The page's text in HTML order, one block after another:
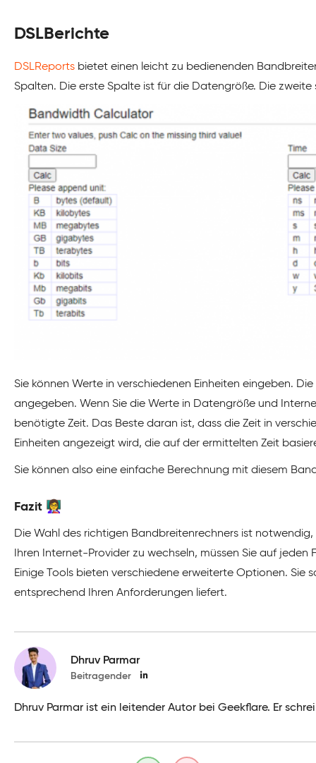
DSLBerichte
DSLReports bietet einen leicht zu bedienenden
Spalten. Die erste Spalte ist für die Datengröße. Die
Sie können Werte in verschiedenen Einheiten eingeben.
angegeben. Wenn Sie die Werte in Datengröße und
benötigte Zeit. Das Beste daran ist, dass die Zeit in
Einheiten angezeigt wird, die auf der ermittelten Zeit
Sie können also eine einfache Berechnung mit diesem
Fazit 👩‍🏫
Die Wahl des richtigen Bandbreitenrechners ist
Ihren Internet-Provider zu wechseln, müssen Sie auf
Einige Tools bieten verschiedene erweiterte Optionen.
entsprechend Ihren Anforderungen liefert.
Dhruv Parmar
Beitragender
Dhruv Parmar ist ein leitender Autor bei Geekflare. Er